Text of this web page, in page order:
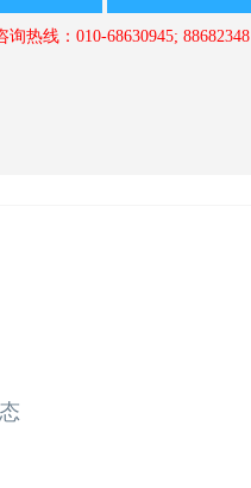
询热线：010-68630945; 88682348